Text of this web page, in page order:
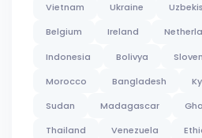
Vietnam
Ukraine
Belgium
Ireland
Indonesia
Bolivya
Morocco
Bangladesh
Sudan
Madagascar
Thailand
Venezuela